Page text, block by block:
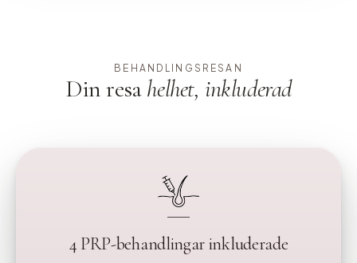
BEHANDLINGSRESAN
Din resahelhet, inkluderad
4 PRP-behandlingar inkluderade